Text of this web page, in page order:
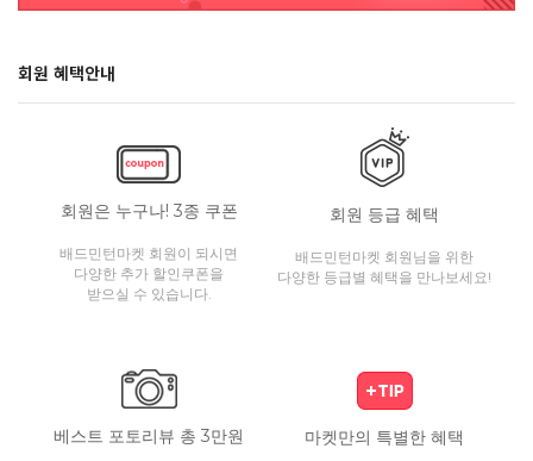
회원 혜택안내
회원은 누구나! 3종 쿠폰
배드민턴마켓 회원이 되시면
다양한 추가 할인쿠폰을
받으실 수 있습니다.
회원 등급 혜택
배드민턴마켓 회원님을 위한
다양한 등급별 혜택을 만나보세요!
베스트 포토리뷰 총 3만원 마켓만의 특별한 혜택